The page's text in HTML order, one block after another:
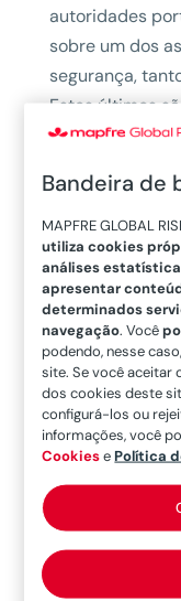
autoridades
sobre um dos
segurança,
Estes últimos
complexas de
variadas no
grandes
transporte e de
manipulam
incluídas as de
disso com o
fatores
requisito de ter
dispositivos ou
necessidade
de
movimento que
Bandeira de
MAPFRE GLOBAL
utiliza cookies
análises
apresentar
determinados
navegação. Você
podendo, nesse
site. Se você aceitar
dos cookies deste
configurá-los ou
informações, você
CookiesePolítica